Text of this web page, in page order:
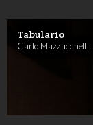
Tabulario
Carlo Mazzucchelli